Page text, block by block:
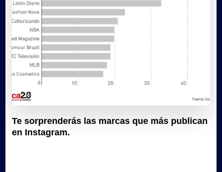
Te sorprenderás las marcas que más publican
en Instagram.